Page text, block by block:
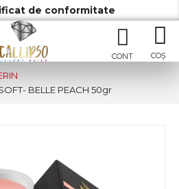
de conformitate
BELLE PEACH 50gr